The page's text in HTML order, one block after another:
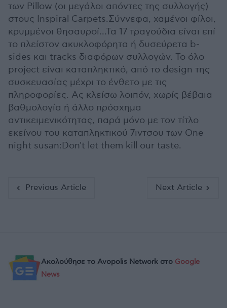
των Pillow (οι μεγάλοι απόντες της συλλογής)
στους Inspiral Carpets.Σύννεφα, χαμένοι φίλοι,
κρυμμένοι θησαυροί...Τα 17 τραγούδια είναι επί
το πλείστον ακυκλοφόρητα ή δυσεύρετα b-
sides και tracks διαφόρων συλλογών. Το όλο
project είναι καταπληκτικό, από το design της
συσκευασίας μέχρι το ένθετο με τις
πληροφορίες. Ας κλείσω λοιπόν, χωρίς βέβαια
βαθμολογία ή άλλο πρόσχημα
αντικειμενικότητας, παρά μόνο με τον τίτλο
εκείνου του καταπληκτικού 7ιντσου των One
night susan:Don't let them kill our taste.
Ακολούθησε το Avopolis Network στο Google
News
Previous Article Next Article